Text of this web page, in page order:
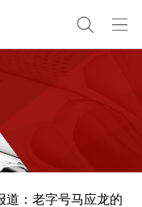
道：老字号马应龙的